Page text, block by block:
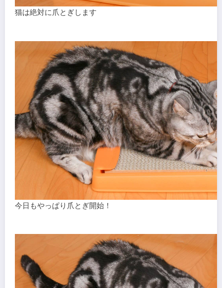
猫は絶対に爪とぎします
今日もやっぱり爪とぎ開始！